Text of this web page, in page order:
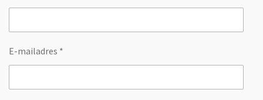
E-mailadres *